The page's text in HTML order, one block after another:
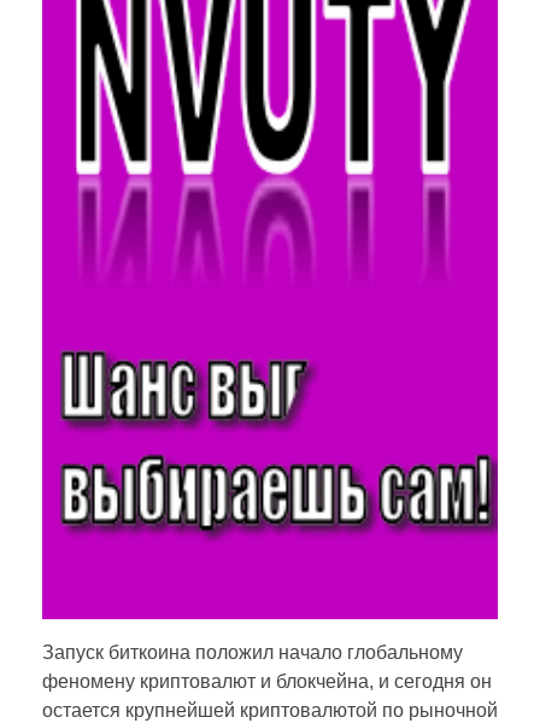
Запуск биткоина положил начало глобальному
феномену криптовалют и блокчейна, и сегодня он
остается крупнейшей криптовалютой по рыночной